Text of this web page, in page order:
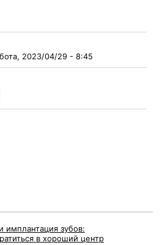
2023/04/29 - 8:45
имплантация зубов:
в хороший центр